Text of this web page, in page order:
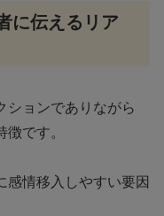
に伝えるリア
ションでありながら
です。
感情移入しやすい要因